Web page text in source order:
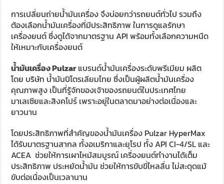
การเปลี่ยนถ่ายน้ำมันเครื่อง จึงบ่อยกว่ารถยนต์ทั่วไป รวมถึง
ต้องเลือกน้ำมันเครื่องที่มีประสิทธิภาพ ในการดูแลรักษา
เครื่องยนต์ ซึ่งดูได้จากมาตรฐาน API พร้อมทั้งเลือกความหนืด
ให้เหมาะกับเครื่องยนต์
น้ำมันเครื่อง Pulzarแบรนด์น้ำมันเครื่องระดับพรีเมียม ผลิต
โดย บริษัท น้ำมันปิโตรเลียมไทย ซึ่งเป็นผู้ผลิตน้ำมันเครื่อง
คุณภาพสูง เป็นที่รู้จักของเจ้าของรถยนต์ในประเทศไทย
มาเลเซียและสิงคโปร์ เพราะอยู่ในตลาดมาอย่างต่อเนื่องและ
ยาวนาน
โดยประสิทธิภาพที่สำคัญของน้ำมันเครื่อง Pulzar HyperMax
ได้รับมาตรฐานสากล ทั้งอเมริกาและยุโรป ทั้ง API CI-4/SL และ
ACEA ช่วยให้การเผาไหม้สมบูรณ์ เครื่องยนต์ทำงานได้เต็ม
ประสิทธิภาพ ประหยัดน้ำมัน ช่วยให้การขับขี่ไหลลื่น ไม่สะดุดแม้
ขับต่อเนื่องเป็นเวลานาน